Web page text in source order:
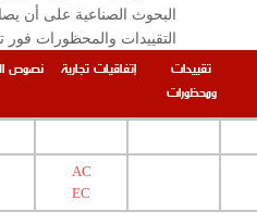
البحوث الصناعية على أن
التقييدات والمحظورات فور
تقييدات
ومحظورات
إتفاقيات تجارية نصوص
AC
EC